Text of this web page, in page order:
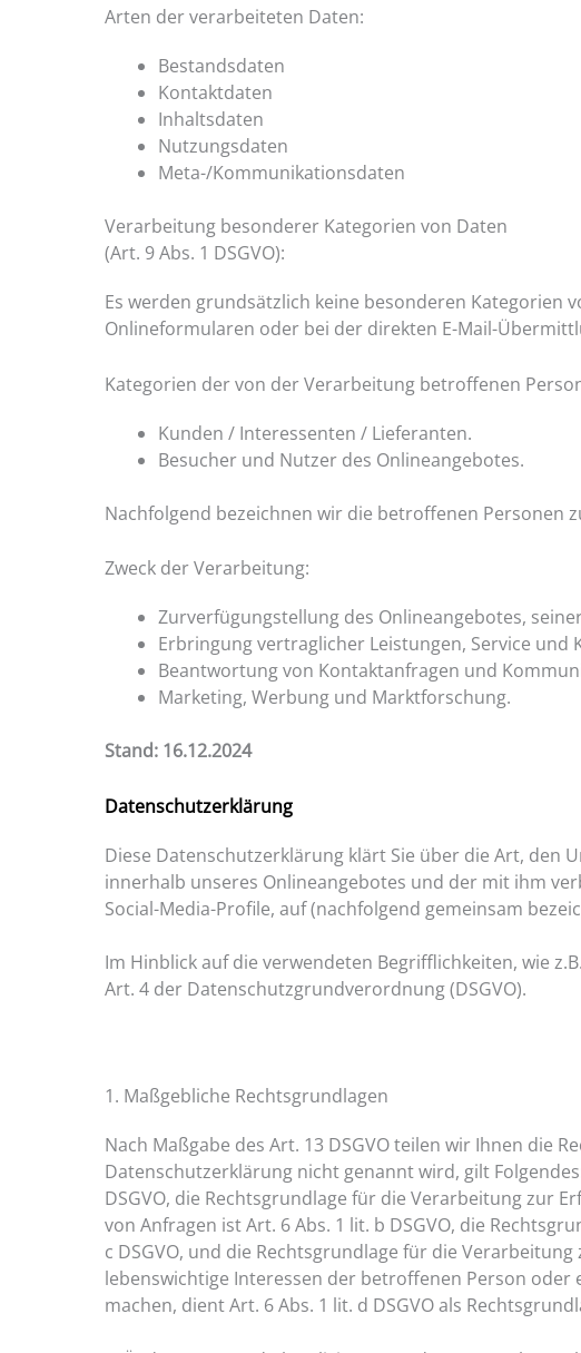
Arten der verarbeiteten Daten:
Bestandsdaten
Kontaktdaten
Inhaltsdaten
Nutzungsdaten
Meta-/Kommunikationsdaten
Verarbeitung besonderer Kategorien von Daten
(Art. 9 Abs. 1 DSGVO):
Es werden grundsätzlich keine besonderen Kategorien
Onlineformularen oder bei der direkten E-Mail-
Kategorien der von der Verarbeitung betroffenen
Kunden / Interessenten / Lieferanten.
Besucher und Nutzer des Onlineangebotes.
Nachfolgend bezeichnen wir die betroffenen Personen
Zweck der Verarbeitung:
Zurverfügungstellung des Onlineangebotes,
Erbringung vertraglicher Leistungen, Service und
Beantwortung von Kontaktanfragen und
Marketing, Werbung und Marktforschung.
Stand: 16.12.2024
Datenschutzerklärung
Diese Datenschutzerklärung klärt Sie über die Art, den
innerhalb unseres Onlineangebotes und der mit ihm
Social-Media-Profile, auf (nachfolgend gemeinsam
Im Hinblick auf die verwendeten Begrifflichkeiten, wie
Art. 4 der Datenschutzgrundverordnung (DSGVO).
1. Maßgebliche Rechtsgrundlagen
Nach Maßgabe des Art. 13 DSGVO teilen wir Ihnen die
Datenschutzerklärung nicht genannt wird, gilt
DSGVO, die Rechtsgrundlage für die Verarbeitung zur
von Anfragen ist Art. 6 Abs. 1 lit. b DSGVO, die
c DSGVO, und die Rechtsgrundlage für die
lebenswichtige Interessen der betroffenen Person
machen, dient Art. 6 Abs. 1 lit. d DSGVO als